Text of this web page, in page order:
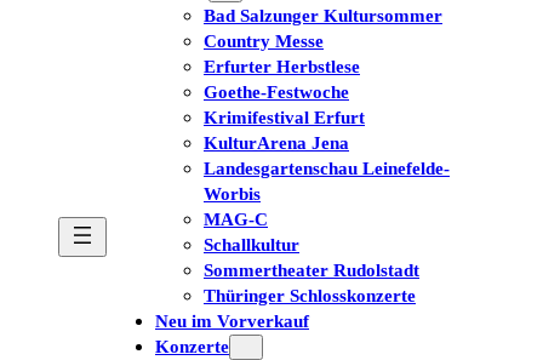
Bad Salzunger Kultursommer
Country Messe
Erfurter Herbstlese
Goethe-Festwoche
Krimifestival Erfurt
KulturArena Jena
Landesgartenschau Leinefelde-
Worbis
MAG-C
Schallkultur
Sommertheater Rudolstadt
Thüringer Schlosskonzerte
Neu im Vorverkauf
Konzerte